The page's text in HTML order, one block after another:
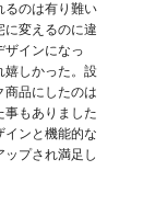
るのは有り難い
に変えるのに違
ザインになっ
嬉しかった。設
商品にしたのは
事もありました
インと機能的な
ップされ満足し